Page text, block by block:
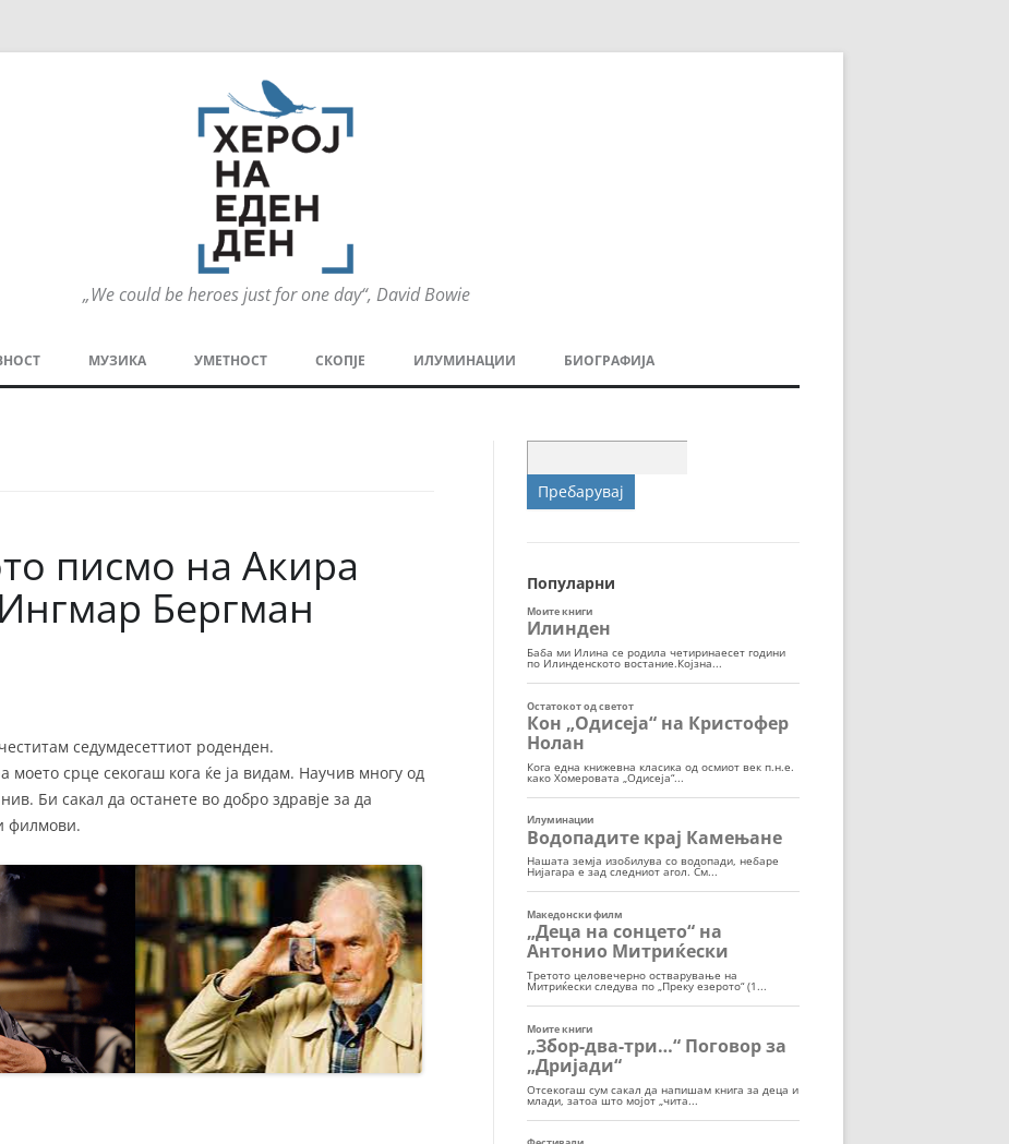
„We could be heroes just for one day“, David Bowie
содржината
МУЗИКА УМЕТНОСТ СКОПЈЕ ИЛУМИНАЦИИ
СПОРТ
БИОГРАФИЈА
писмо на Акира
Бергман
седумдесеттиот роденден.
моето срце секогаш кога ќе ја видам. Научив многу од
Би сакал да останете во добро здравје за да
филмови.
за:
Популарни